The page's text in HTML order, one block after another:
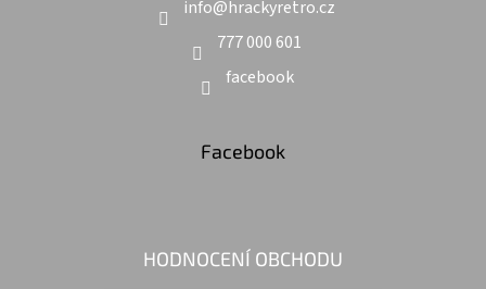
info@hrackyretro.cz
777 000 601
facebook
Facebook
HODNOCENÍ OBCHODU